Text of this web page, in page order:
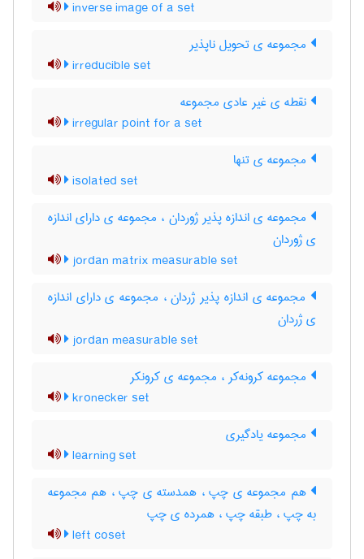
inverse image of a set
مجموعه ی تحویل ناپذیر
irreducible set
نقطه ی غیر عادی مجموعه
irregular point for a set
مجموعه ی تنها
isolated set
مجموعه ی اندازه پذیر ژوردان ، مجموعه ی دارای اندازه
ی ژوردان
jordan matrix measurable set
مجموعه ی اندازه پذیر ژردان ، مجموعه ی دارای اندازه
ی ژردان
jordan measurable set
مجموعه کرونه‌کر ، مجموعه ی کرونکر
kronecker set
مجموعه یادگیری
learning set
هم مجموعه ی چپ ، همدسته ی چپ ، هم مجموعه
به چپ ، طبقه چپ ، همرده ی چپ
left coset